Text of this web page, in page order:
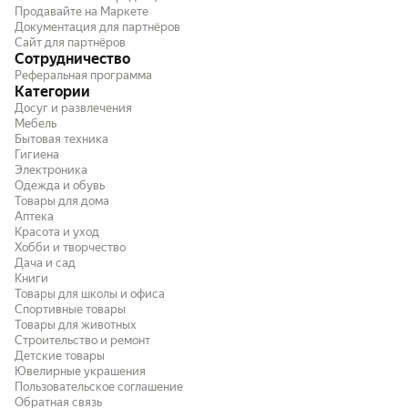
без люфтов, а вот планка с гнёздами чуть
прогибается.. когда втыкаете в usb. гнёзда
как бы чуть утопают - нужно быть
аккуратней, и вставлять "нежно" ... Но в
принципе, работает. если однажды гнёзда
всё-таки провалятся, разберу и
основательно закреплю.. есть упоминание о
нагрузке в 500 мА, значит моя зарядка
точно выдержит )
Продавайте на Маркете
Документация для партнёров
Сайт для партнёров
Сотрудничество
Реферальная программа
Категории
Досуг и развлечения
Мебель
Бытовая техника
Гигиена
Электроника
Одежда и обувь
Товары для дома
Аптека
Красота и уход
Хобби и творчество
Дача и сад
Книги
Товары для школы и офиса
Спортивные товары
Товары для животных
Строительство и ремонт
Детские товары
Ювелирные украшения
Пользовательское соглашение
Обратная связь